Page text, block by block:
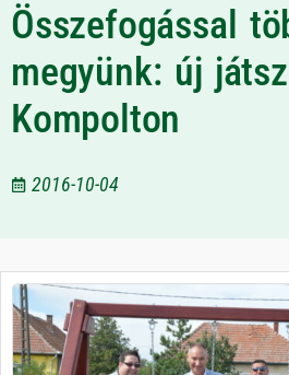
Összefogással
megyünk: új
Kompolton
2016-10-04